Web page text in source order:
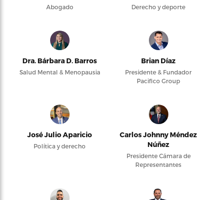
Abogado Derecho y deporte
Dra. Bárbara D. Barros
Salud Mental & Menopausia
Brian Díaz
Presidente & Fundador
Pacifico Group
José Julio Aparicio
Política y derecho
Carlos Johnny Méndez
Núñez
Presidente Cámara de
Representantes